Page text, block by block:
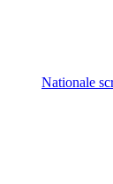
Nationale